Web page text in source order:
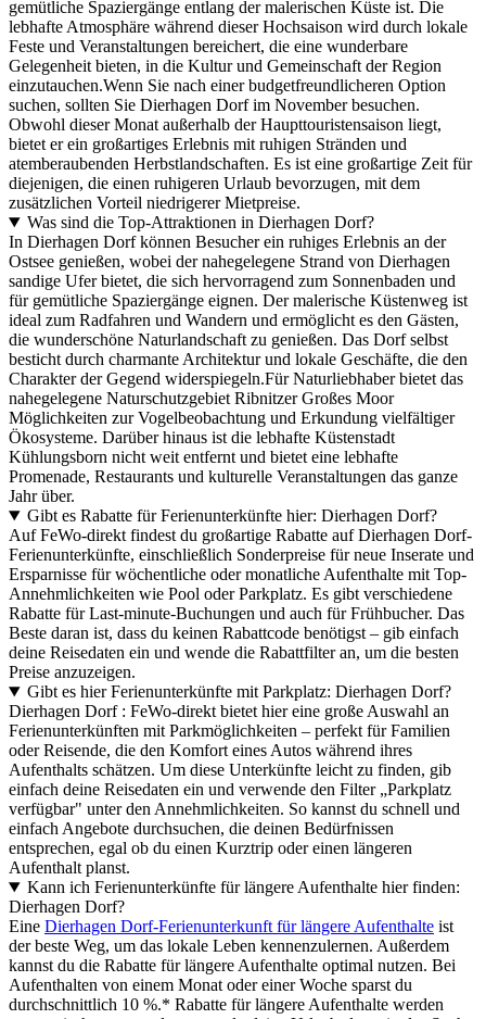
gemütliche Spaziergänge entlang der malerischen Küste ist. Die
lebhafte Atmosphäre während dieser Hochsaison wird durch lokale
Feste und Veranstaltungen bereichert, die eine wunderbare
Gelegenheit bieten, in die Kultur und Gemeinschaft der Region
einzutauchen.Wenn Sie nach einer budgetfreundlicheren Option
suchen, sollten Sie Dierhagen Dorf im November besuchen.
Obwohl dieser Monat außerhalb der Haupttouristensaison liegt,
bietet er ein großartiges Erlebnis mit ruhigen Stränden und
atemberaubenden Herbstlandschaften. Es ist eine großartige Zeit für
diejenigen, die einen ruhigeren Urlaub bevorzugen, mit dem
zusätzlichen Vorteil niedrigerer Mietpreise.
Was sind die Top-Attraktionen in Dierhagen Dorf?
In Dierhagen Dorf können Besucher ein ruhiges Erlebnis an der
Ostsee genießen, wobei der nahegelegene Strand von Dierhagen
sandige Ufer bietet, die sich hervorragend zum Sonnenbaden und
für gemütliche Spaziergänge eignen. Der malerische Küstenweg ist
ideal zum Radfahren und Wandern und ermöglicht es den Gästen,
die wunderschöne Naturlandschaft zu genießen. Das Dorf selbst
besticht durch charmante Architektur und lokale Geschäfte, die den
Charakter der Gegend widerspiegeln.Für Naturliebhaber bietet das
nahegelegene Naturschutzgebiet Ribnitzer Großes Moor
Möglichkeiten zur Vogelbeobachtung und Erkundung vielfältiger
Ökosysteme. Darüber hinaus ist die lebhafte Küstenstadt
Kühlungsborn nicht weit entfernt und bietet eine lebhafte
Promenade, Restaurants und kulturelle Veranstaltungen das ganze
Jahr über.
Gibt es Rabatte für Ferienunterkünfte hier: Dierhagen Dorf?
Auf FeWo-direkt findest du großartige Rabatte auf Dierhagen Dorf-
Ferienunterkünfte, einschließlich Sonderpreise für neue Inserate und
Ersparnisse für wöchentliche oder monatliche Aufenthalte mit Top-
Annehmlichkeiten wie Pool oder Parkplatz. Es gibt verschiedene
Rabatte für Last-minute-Buchungen und auch für Frühbucher. Das
Beste daran ist, dass du keinen Rabattcode benötigst – gib einfach
deine Reisedaten ein und wende die Rabattfilter an, um die besten
Preise anzuzeigen.
Gibt es hier Ferienunterkünfte mit Parkplatz: Dierhagen Dorf?
Dierhagen Dorf : FeWo-direkt bietet hier eine große Auswahl an
Ferienunterkünften mit Parkmöglichkeiten – perfekt für Familien
oder Reisende, die den Komfort eines Autos während ihres
Aufenthalts schätzen. Um diese Unterkünfte leicht zu finden, gib
einfach deine Reisedaten ein und verwende den Filter „Parkplatz
verfügbar" unter den Annehmlichkeiten. So kannst du schnell und
einfach Angebote durchsuchen, die deinen Bedürfnissen
entsprechen, egal ob du einen Kurztrip oder einen längeren
Aufenthalt planst.
Kann ich Ferienunterkünfte für längere Aufenthalte hier finden:
Dierhagen Dorf?
Eine Dierhagen Dorf-Ferienunterkunft für längere Aufenthalte ist
der beste Weg, um das lokale Leben kennenzulernen. Außerdem
kannst du die Rabatte für längere Aufenthalte optimal nutzen. Bei
Aufenthalten von einem Monat oder einer Woche sparst du
durchschnittlich 10 %.* Rabatte für längere Aufenthalte werden